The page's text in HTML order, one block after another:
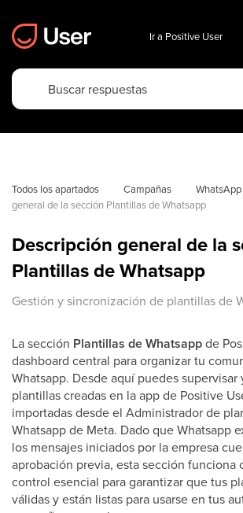
Ir a Positive User
Todos los apartados Campañas WhatsApp
general de la sección Plantillas de Whatsapp
Descripción general de la
Plantillas de Whatsapp
Gestión y sincronización de plantillas de
La sección Plantillas de Whatsappde
dashboard central para organizar tu
Whatsapp. Desde aquí puedes supervisar
plantillas creadas en la app de Positive
importadas desde el Administrador de
Whatsapp de Meta. Dado que Whatsapp
los mensajes iniciados por la empresa
aprobación previa, esta sección funciona
control esencial para garantizar que tus
válidas y están listas para usarse en tus